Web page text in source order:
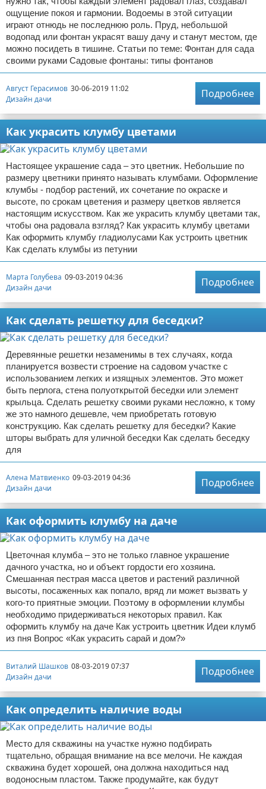
ощущение покоя и гармонии. Водоемы в этой ситуации
играют отнюдь не последнюю роль. Пруд, небольшой
водопад или фонтан украсят вашу дачу и станут местом, где
можно посидеть в тишине. Статьи по теме: Фонтан для сада
своими руками Садовые фонтаны: типы фонтанов
Август Герасимов 30-06-2019 11:02
Дизайн дачи
Подробнее
Как украсить клумбу цветами
Настоящее украшение сада – это цветник. Небольшие по
размеру цветники принято называть клумбами. Оформление
клумбы - подбор растений, их сочетание по окраске и
высоте, по срокам цветения и размеру цветков является
настоящим искусством. Как же украсить клумбу цветами так,
чтобы она радовала взгляд? Как украсить клумбу цветами
Как оформить клумбу гладиолусами Как устроить цветник
Как сделать клумбы из петунии
Марта Голубева 09-03-2019 04:36
Дизайн дачи
Подробнее
Как сделать решетку для беседки?
Деревянные решетки незаменимы в тех случаях, когда
планируется возвести строение на садовом участке с
использованием легких и изящных элементов. Это может
быть перлога, стена полуоткрытой беседки или элемент
крыльца. Сделать решетку своими руками несложно, к тому
же это намного дешевле, чем приобретать готовую
конструкцию. Как сделать решетку для беседки? Какие
шторы выбрать для уличной беседки Как сделать беседку
для
Алена Матвиенко 09-03-2019 04:36
Дизайн дачи
Подробнее
Как оформить клумбу на даче
Цветочная клумба – это не только главное украшение
дачного участка, но и объект гордости его хозяина.
Смешанная пестрая масса цветов и растений различной
высоты, посаженных как попало, вряд ли может вызвать у
кого-то приятные эмоции. Поэтому в оформлении клумбы
необходимо придерживаться некоторых правил. Как
оформить клумбу на даче Как устроить цветник Идеи клумб
из пня Вопрос «Как украсить сарай и дом?»
Виталий Шашков 08-03-2019 07:37
Дизайн дачи
Подробнее
Как определить наличие воды
Место для скважины на участке нужно подбирать
тщательно, обращая внимание на все мелочи. Не каждая
скважина будет хорошей, она должна находиться над
водоносным пластом. Также продумайте, как будут